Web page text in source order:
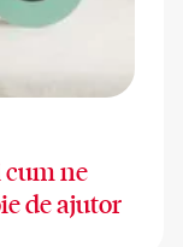
cum ne
de ajutor